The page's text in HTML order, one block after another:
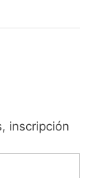
inscripción